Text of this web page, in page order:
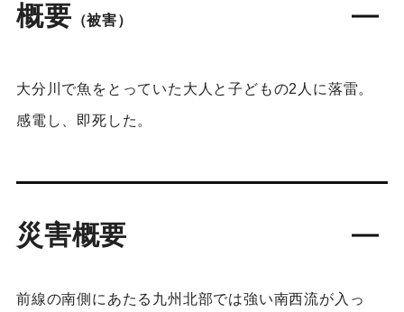
概要 （被害）
大分川で魚をとっていた大人と子どもの2人に落雷。
感電し、即死した。
災害概要
前線の南側にあたる九州北部では強い南西流が入っ